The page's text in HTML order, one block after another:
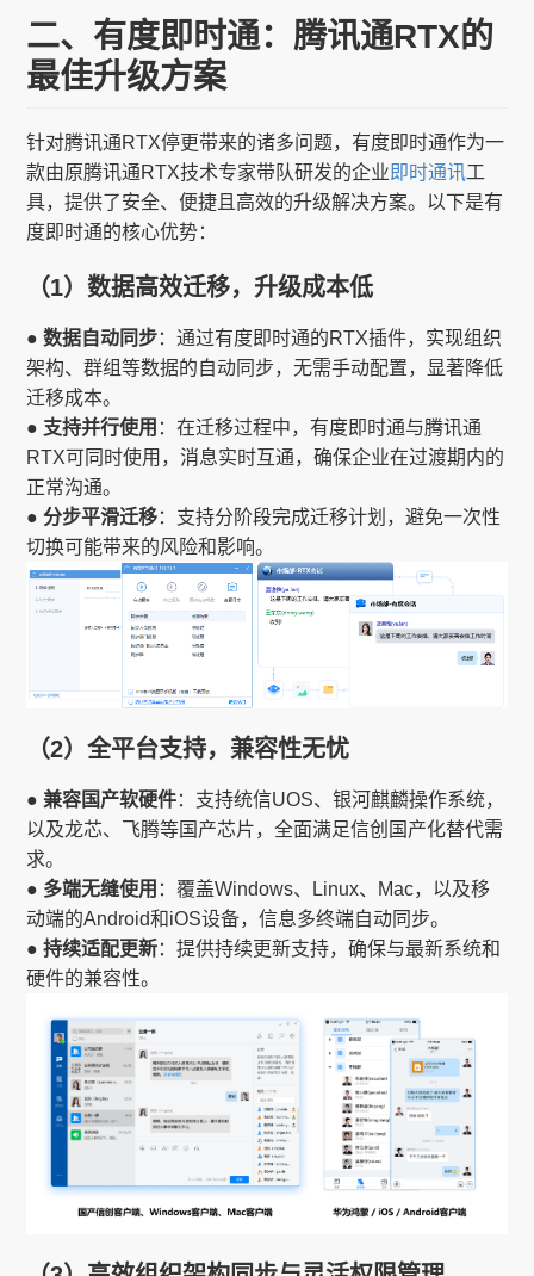
二、有度即时通：腾讯通RTX的
最佳升级方案
针对腾讯通RTX停更带来的诸多问题，有度即时通作为一
款由原腾讯通RTX技术专家带队研发的企业 即时通讯工
具，提供了安全、便捷且高效的升级解决方案。以下是有
度即时通的核心优势：
（1）数据高效迁移，升级成本低
● 数据自动同步：通过有度即时通的RTX插件，实现组织
架构、群组等数据的自动同步，无需手动配置，显著降低
迁移成本。
● 支持并行使用 ：在迁移过程中，有度即时通与腾讯通
RTX可同时使用，消息实时互通，确保企业在过渡期内的
正常沟通。
● 分步平滑迁移：支持分阶段完成迁移计划，避免一次性
切换可能带来的风险和影响。
（2）全平台支持，兼容性无忧
● 兼容国产软硬件：支持统信UOS、银河麒麟操作系统，
以及龙芯、飞腾等国产芯片，全面满足信创国产化替代需
求。
● 多端无缝使用 ：覆盖Windows、Linux、Mac，以及移
动端的Android和iOS设备，信息多终端自动同步。
● 持续适配更新：提供持续更新支持，确保与最新系统和
硬件的兼容性。